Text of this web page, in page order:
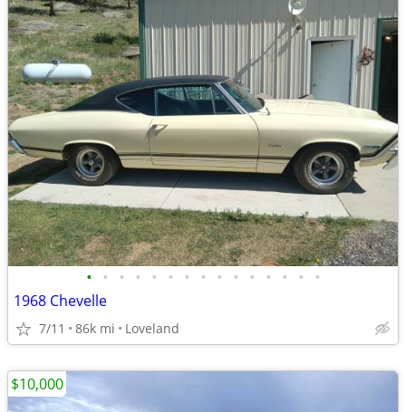
• • • • • • • • • • • • • • •
1968 Chevelle
7/11 86k mi Loveland
$10,000